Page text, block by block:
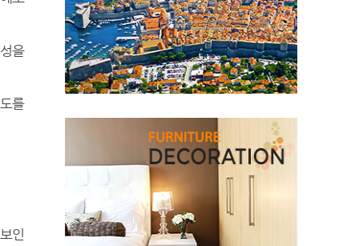
을
를
인